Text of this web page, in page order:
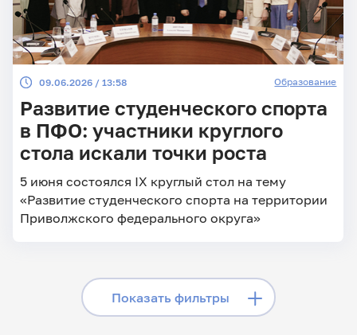
09.06.2026 / 13:58 Образование
Развитие студенческого спорта
в ПФО: участники круглого
стола искали точки роста
5 июня состоялся IX круглый стол на тему
«Развитие студенческого спорта на территории
Приволжского федерального округа»
Показать фильтры
Скрыть фильтры